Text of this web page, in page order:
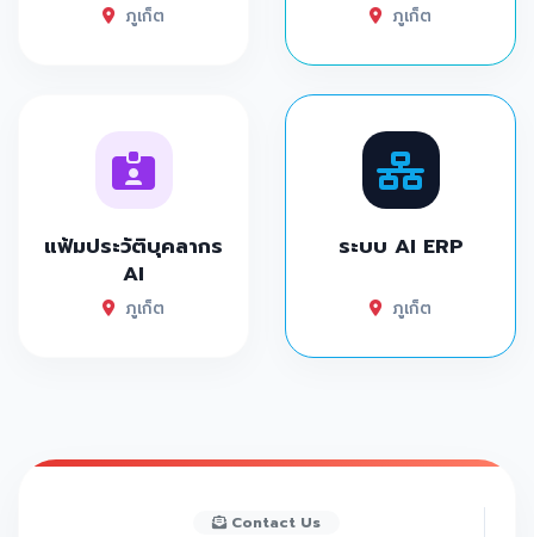
ภูเก็ต ภูเก็ต
แฟ้มประวัติบุคลากร
AI
ภูเก็ต
ระบบ AI ERP
ภูเก็ต
Contact Us